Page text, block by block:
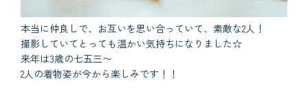
本当に仲良しで、お互いを思い合っていて、素敵な2人！
撮影していてとっても温かい気持ちになりました☆
来年は3歳の七五三〜
2人の着物姿が今から楽しみです！！